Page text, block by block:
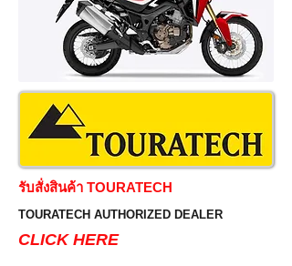
รับสั่งสินค้า TOURATECH
TOURATECH AUTHORIZED DEALER
CLICK HERE